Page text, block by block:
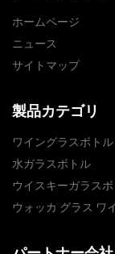
ホームページ
ニュース
サイトマップ
製品カテゴリ
ワイングラスボトル
水ガラスボトル
ウイスキーガラス
ウォッカ グラス ワ